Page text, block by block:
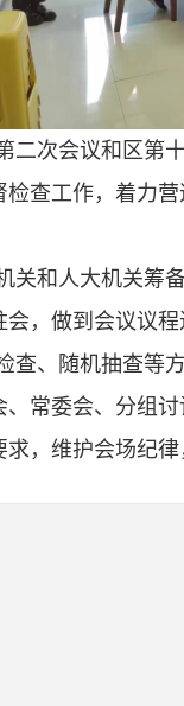
二次会议和区第
查工作，着力
关和人大机关筹
，做到会议议
查、随机抽查等
常委会、分组
，维护会场纪律